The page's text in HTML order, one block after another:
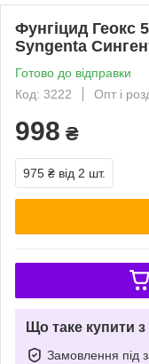
Фунгіцид Геокс
Syngenta
Готово до відправки
Код: 3222
Опт і
998 ₴
975 ₴ від 2 шт.
Що таке купити
Замовлення під